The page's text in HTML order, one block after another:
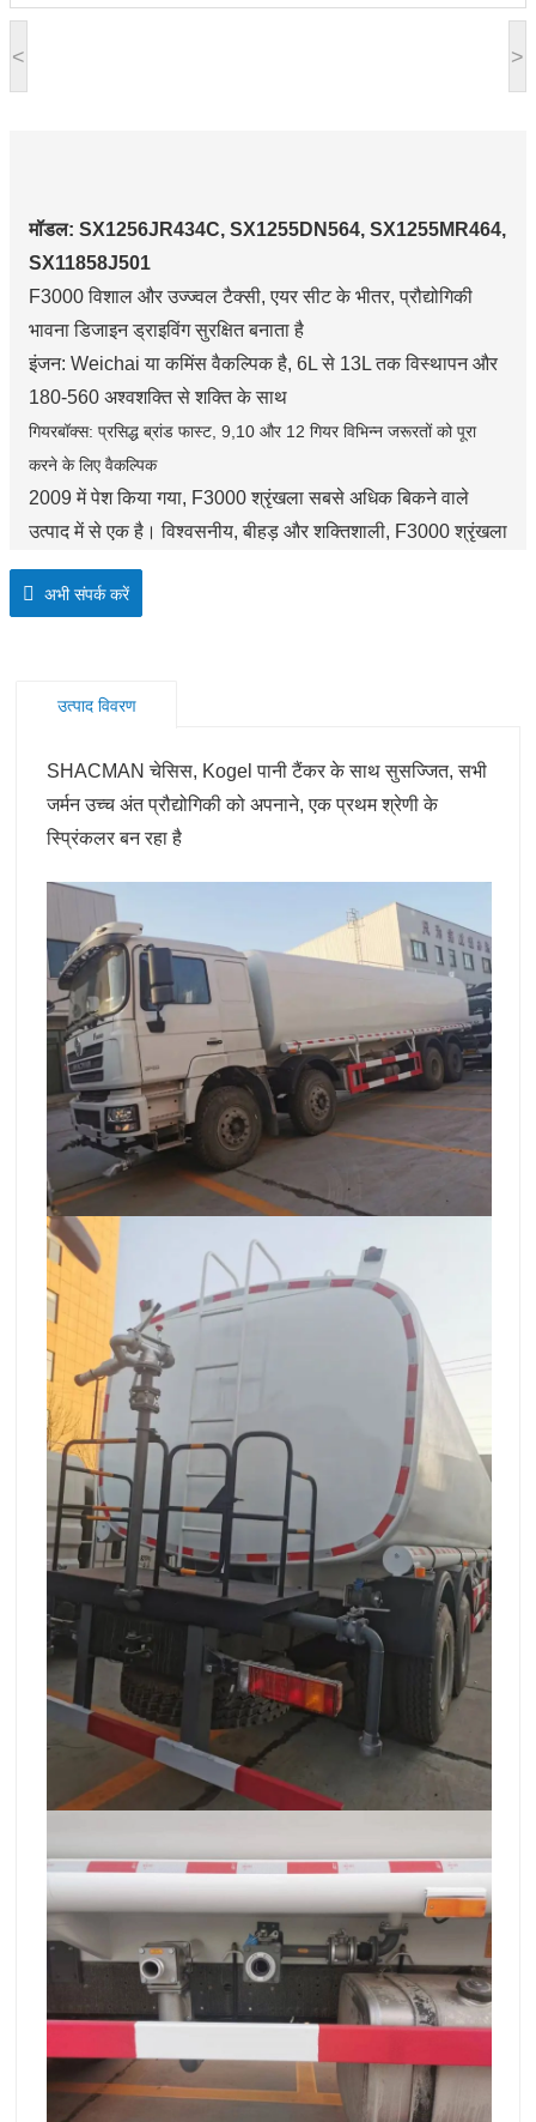
< >
मॉडल: SX1256JR434C, SX1255DN564, SX1255MR464,
SX11858J501
F3000 विशाल और उज्ज्वल टैक्सी, एयर सीट के भीतर, प्रौद्योगिकी
भावना डिजाइन ड्राइविंग सुरक्षित बनाता है
इंजन: Weichai या कमिंस वैकल्पिक है, 6L से 13L तक विस्थापन और
180-560 अश्वशक्ति से शक्ति के साथ
गियरबॉक्स: प्रसिद्ध ब्रांड फास्ट, 9,10 और 12 गियर विभिन्न जरूरतों को पूरा
करने के लिए वैकल्पिक
2009 में पेश किया गया, F3000 श्रृंखला सबसे अधिक बिकने वाले
उत्पाद में से एक है। विश्वसनीय, बीहड़ और शक्तिशाली, F3000 श्रृंखला
किसी भी कार्य से निपट सकती है जो इसके मालिक से पूछते हैं।
अभी संपर्क करें
उत्पाद विवरण
SHACMAN चेसिस, Kogel पानी टैंकर के साथ सुसज्जित, सभी
जर्मन उच्च अंत प्रौद्योगिकी को अपनाने, एक प्रथम श्रेणी के
स्प्रिंकलर बन रहा है